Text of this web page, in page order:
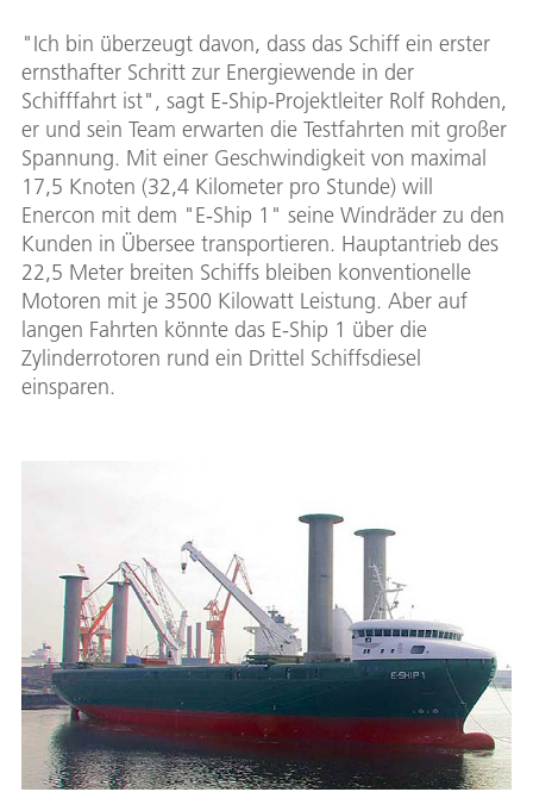
"Ich bin überzeugt davon, dass das Schiff ein erster
ernsthafter Schritt zur Energiewende in der
Schifffahrt ist", sagt E-Ship-Projektleiter Rolf Rohden,
er und sein Team erwarten die Testfahrten mit großer
Spannung. Mit einer Geschwindigkeit von maximal
17,5 Knoten (32,4 Kilometer pro Stunde) will
Enercon mit dem "E-Ship 1" seine Windräder zu den
Kunden in Übersee transportieren. Hauptantrieb des
22,5 Meter breiten Schiffs bleiben konventionelle
Motoren mit je 3500 Kilowatt Leistung. Aber auf
langen Fahrten könnte das E-Ship 1 über die
Zylinderrotoren rund ein Drittel Schiffsdiesel
einsparen.